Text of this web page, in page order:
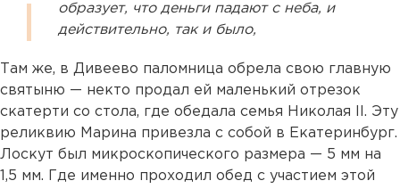
образует, что деньги падают с неба, и
действительно, так и было,
Там же, в Дивеево паломница обрела свою главную
святыню — некто продал ей маленький отрезок
скатерти со стола, где обедала семья Николая II. Эту
реликвию Марина привезла с собой в Екатеринбург.
Лоскут был микроскопического размера — 5 мм на
1,5 мм. Где именно проходил обед с участием этой